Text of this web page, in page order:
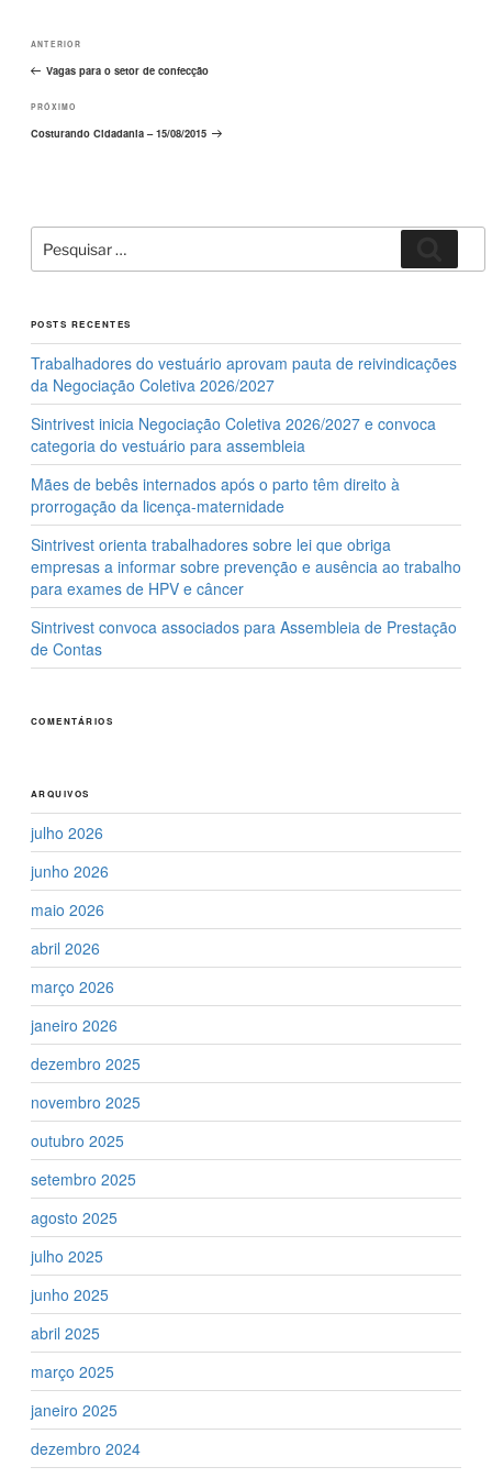
o
k
de
Post
Post
anterior
ANTERIOR
Vagas para o setor de confecção
Próximo
post
PRÓXIMO
Costurando Cidadania – 15/08/2015
Pesquisar
por:
POSTS RECENTES
Trabalhadores do vestuário aprovam pauta de reivindicações
da Negociação Coletiva 2026/2027
Sintrivest inicia Negociação Coletiva 2026/2027 e convoca
categoria do vestuário para assembleia
Mães de bebês internados após o parto têm direito à
prorrogação da licença-maternidade
Sintrivest orienta trabalhadores sobre lei que obriga
empresas a informar sobre prevenção e ausência ao trabalho
para exames de HPV e câncer
Sintrivest convoca associados para Assembleia de Prestação
de Contas
COMENTÁRIOS
ARQUIVOS
julho 2026
junho 2026
maio 2026
abril 2026
março 2026
janeiro 2026
dezembro 2025
novembro 2025
outubro 2025
setembro 2025
agosto 2025
julho 2025
junho 2025
abril 2025
março 2025
janeiro 2025
dezembro 2024